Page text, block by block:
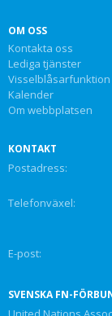
OM OSS
Kontakta oss
Lediga tjänster
Visselblåsarfunktion
Kalender
Om webbplatsen
KONTAKT
Postadress:
Telefonväxel:
E-post:
SVENSKA FN-